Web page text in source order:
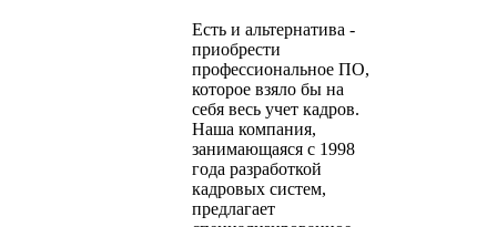
Есть и альтернатива -
приобрести
профессиональное ПО,
которое взяло бы на
себя весь учет кадров.
Наша компания,
занимающаяся с 1998
года разработкой
кадровых систем,
предлагает